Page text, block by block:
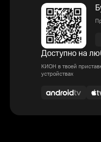
Доступно на
КИОН в твоей
устройствах